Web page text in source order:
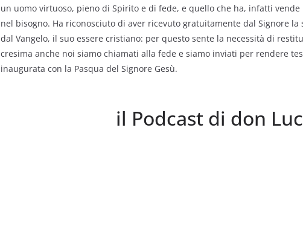
un uomo virtuoso, pieno di Spirito e di fede, e quello che ha, infatti
nel bisogno. Ha riconosciuto di aver ricevuto gratuitamente dal Signore la
dal Vangelo, il suo essere cristiano: per questo sente la necessità di
cresima anche noi siamo chiamati alla fede e siamo inviati per rendere
inaugurata con la Pasqua del Signore Gesù.
il Podcast di don